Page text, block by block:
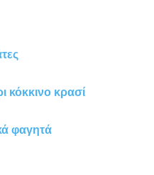
κόκκινο κρασί
φαγητά